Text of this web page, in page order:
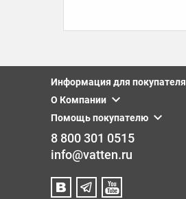
Информация для покупателя
О Компании
Помощь покупателю
8 800 301 0515
info@vatten.ru